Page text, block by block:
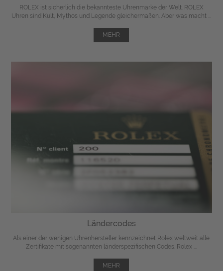
ROLEX ist sicherlich die bekannteste Uhrenmarke der Welt. ROLEX
Uhren sind Kult, Mythos und Legende gleichermaßen. Aber was macht ...
MEHR
Ländercodes
Als einer der wenigen Uhrenhersteller kennzeichnet Rolex weltweit alle
Zertifikate mit sogenannten länderspezifischen Codes. Rolex ...
MEHR